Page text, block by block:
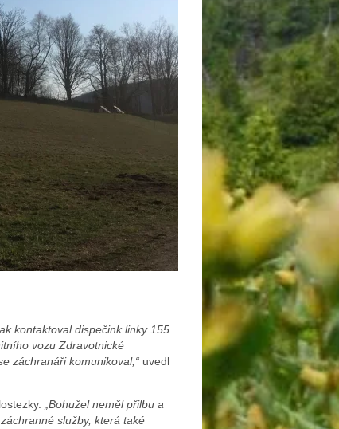
kontaktoval dispečink linky 155
vozu Zdravotnické
záchranáři komunikoval,“ uvedl
„Bohužel neměl přilbu a
služby, která také